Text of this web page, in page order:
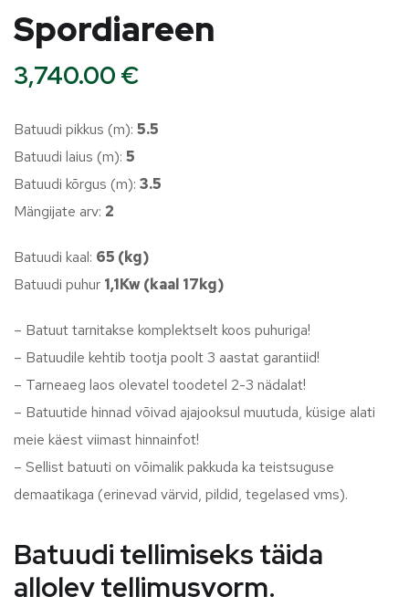
Spordiareen
3,740.00 €
Batuudi pikkus (m): 5.5
Batuudi laius (m): 5
Batuudi kõrgus (m): 3.5
Mängijate arv: 2
Batuudi kaal: 65 (kg)
Batuudi puhur 1,1Kw (kaal 17kg)
– Batuut tarnitakse komplektselt koos puhuriga!
– Batuudile kehtib tootja poolt 3 aastat garantiid!
– Tarneaeg laos olevatel toodetel 2-3 nädalat!
– Batuutide hinnad võivad ajajooksul muutuda, küsige alati
meie käest viimast hinnainfot!
– Sellist batuuti on võimalik pakkuda ka teistsuguse
demaatikaga (erinevad värvid, pildid, tegelased vms).
Batuudi tellimiseks täida
allolev tellimusvorm.